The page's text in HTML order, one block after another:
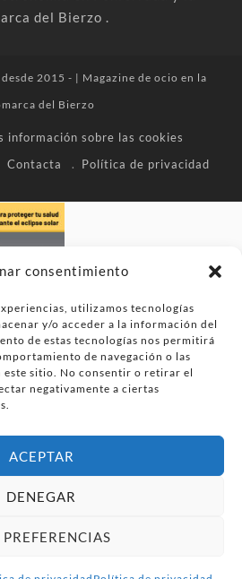
consentimiento
utilizamos tecnologías
y/o acceder a la información del
de estas tecnologías nos permitirá
de navegación o las
sitio. No consentir o retirar el
negativamente a ciertas
ACEPTAR
DENEGAR
PREFERENCIAS
del Bierzo .
2015 - | Magazine de ocio en la
del Bierzo
información sobre las cookies
Contacta Política de privacidad